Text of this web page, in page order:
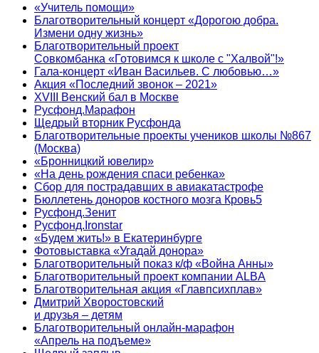
«Учитель помощи»
Благотворительный концерт «Дорогою добра.
Измени одну жизнь»
Благотворительный проект
Совкомбанка «Готовимся к школе с "Халвой"!»
Гала-концерт «Иван Васильев. С любовью…»
Акция «Последний звонок – 2021»
XVIII Венский бал в Москве
Русфонд.Марафон
Щедрый вторник Русфонда
Благотворительные проекты учеников школы №867
(Москва)
«Бронницкий ювелир»
«На день рождения спаси ребенка»
Сбор для пострадавших в авиакатастрофе
Бюллетень доноров костного мозга Кровь5
Русфонд.Зенит
Русфонд.Ironstar
«Будем жить!» в Екатеринбурге
Фотовыставка «Угадай донора»
Благотворительный показ к/ф «Война Анны»
Благотворительный проект компании ALBA
Благотворительная акция «Главпсихплав»
Дмитрий Хворостовский
и друзья – детям
Благотворительный онлайн‑марафон
«Апрель на подъеме»